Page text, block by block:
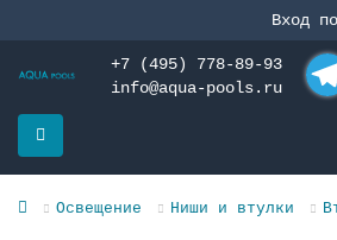
Вход
+7 (495) 778-89-93
info@aqua-pools.ru
Освещение Ниши и втулки